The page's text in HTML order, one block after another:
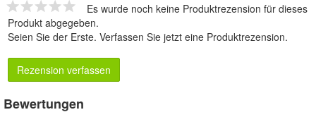
Es wurde noch keine Produktrezension für dieses
Produkt abgegeben.
Seien Sie der Erste. Verfassen Sie jetzt eine Produktrezension.
Rezension verfassen
Bewertungen